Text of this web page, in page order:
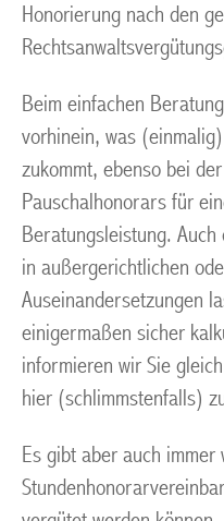
Honorierung nach den
Beim einfachen
vorhinein, was
zukommt, ebenso bei
Pauschalhonorars für
Beratungsleistung. Auch
in außergerichtlichen
Auseinandersetzungen
einigermaßen sicher
informieren wir Sie
hier (schlimmstenfalls)
Es gibt aber auch